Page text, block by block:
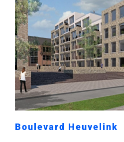
Boulevard Heuvelink